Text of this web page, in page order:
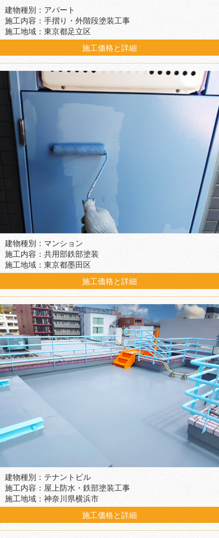
建物種別：アパート
施工内容：手摺り・外階段塗装工事
施工地域：東京都足立区
施工価格と詳細
建物種別：マンション
施工内容：共用部鉄部塗装
施工地域：東京都墨田区
施工価格と詳細
建物種別：テナントビル
施工内容：屋上防水・鉄部塗装工事
施工地域：神奈川県横浜市
施工価格と詳細